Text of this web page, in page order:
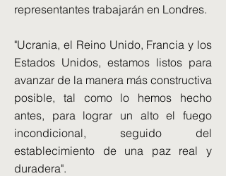
representantes trabajarán en Londres.
"Ucrania, el Reino Unido, Francia y los
Estados Unidos, estamos listos para
avanzar de la manera más constructiva
posible, tal como lo hemos hecho
antes, para lograr un alto el fuego
incondicional, seguido del
establecimiento de una paz real y
duradera".